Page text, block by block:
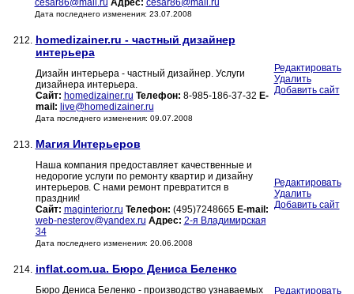
cesar86@mail.ru Адрес: cesar86@mail.ru
Дата последнего изменения: 23.07.2008
212. homedizainer.ru - частный дизайнер
интерьера
Дизайн интерьера - частный дизайнер. Услуги
дизайнера интерьера.
Сайт: homedizainer.ru Телефон: 8-985-186-37-32 E-
mail: live@homedizainer.ru
Дата последнего изменения: 09.07.2008
Редактировать
Удалить
Добавить сайт
213. Магия Интерьеров
Наша компания предоставляет качественные и
недорогие услуги по ремонту квартир и дизайну
интерьеров. С нами ремонт превратится в
праздник!
Сайт: maginterior.ru Телефон: (495)7248665 E-mail:
web-nesterov@yandex.ru Адрес: 2-я Владимирская
34
Дата последнего изменения: 20.06.2008
Редактировать
Удалить
Добавить сайт
214. inflat.com.ua. Бюро Дениса Беленко
Бюро Дениса Беленко - производство узнаваемых
Редактировать